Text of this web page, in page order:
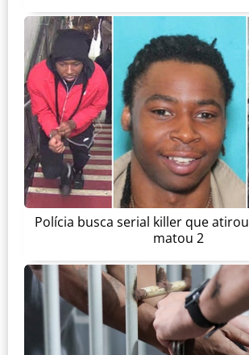
Polícia busca serial killer que
matou 2